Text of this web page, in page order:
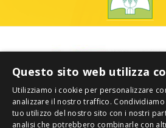
Questo sito web utilizza
Utilizziamo i cookie per personalizzare
analizzare il nostro traffico.
tuo utilizzo del nostro sito con i nostri
analisi che potrebbero combinarle con